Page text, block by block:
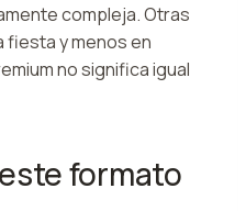
compleja. Otras
fiesta y menos en
no significa igual
formato